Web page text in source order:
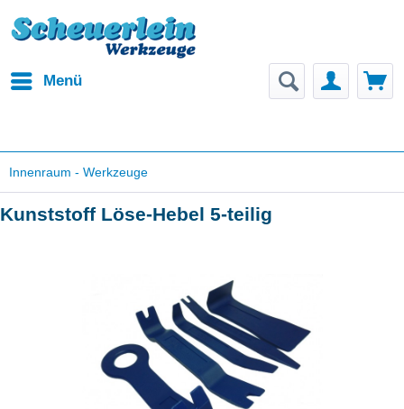
Menü
Innenraum - Werkzeuge
Kunststoff Löse-Hebel 5-teilig